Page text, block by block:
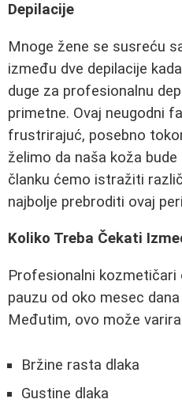
Depilacije
Mnoge žene se susreću
između dve depilacije
duge za profesionalnu
primetne. Ovaj neugodni
frustrirajuć, posebno
želimo da naša koža
članku ćemo istražiti
najbolje prebroditi ovaj
Koliko Treba Čekati
Profesionalni kozmetičari
pauzu od oko mesec
Međutim, ovo može
Bržine rasta dlaka
Gustine dlaka